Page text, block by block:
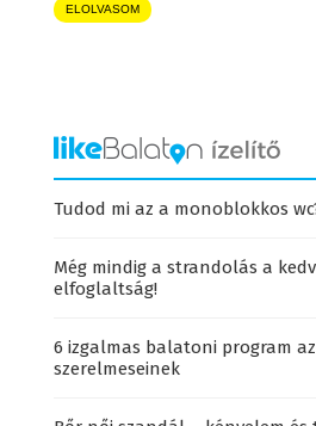
ELOLVASOM
Tudod mi az a monoblokkos
Még mindig a strandolás a
elfoglaltság!
6 izgalmas balatoni program
szerelmeseinek